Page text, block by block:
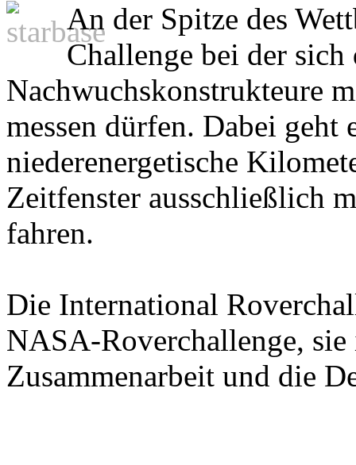
An der Spitze des
Challenge bei der
Nachwuchskonstrukteure
messen dürfen. Dabei geht
niederenergetische
Zeitfenster ausschließlich
fahren.
Die International
NASA-Roverchallenge,
Zusammenarbeit und die